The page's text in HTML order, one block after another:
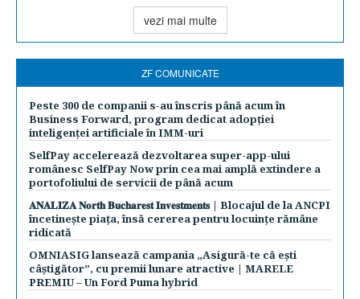
vezi mai multe
ZF COMUNICATE
Peste 300 de companii s-au înscris până acum în
Business Forward, program dedicat adopției
inteligenței artificiale în IMM-uri
SelfPay accelerează dezvoltarea super-app-ului
românesc SelfPay Now prin cea mai amplă extindere a
portofoliului de servicii de până acum
𝐀𝐍𝐀𝐋𝐈𝐙𝐀 𝐍𝐨𝐫𝐭𝐡 𝐁𝐮𝐜𝐡𝐚𝐫𝐞𝐬𝐭 𝐈𝐧𝐯𝐞𝐬𝐭𝐦𝐞𝐧𝐭𝐬 | Blocajul de la ANCPI
încetinește piața, însă cererea pentru locuințe rămâne
ridicată
OMNIASIG lansează campania „Asigură-te că ești
câștigător”, cu premii lunare atractive | MARELE
PREMIU – Un Ford Puma hybrid